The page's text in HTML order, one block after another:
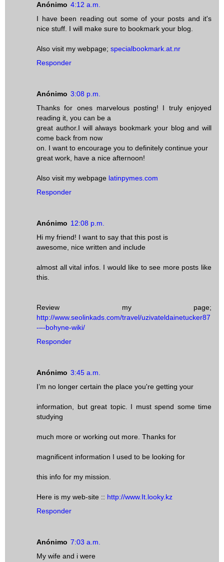
Anónimo 4:12 a.m.
I have been reading out some of your posts and it's
nice stuff. I will make sure to bookmark your blog.
Also visit my webpage; specialbookmark.at.nr
Responder
Anónimo 3:08 p.m.
Thanks for ones marvelous posting! I truly enjoyed
reading it, you can be a
great author.I will always bookmark your blog and will
come back from now
on. I want to encourage you to definitely continue your
great work, have a nice afternoon!
Also visit my webpage latinpymes.com
Responder
Anónimo 12:08 p.m.
Hi my friend! I want to say that this post is
awesome, nice written and include
almost all vital infos. I would like to see more posts like
this.
Review my page;
http://www.seolinkads.com/travel/uzivateldainetucker87
-–-bohyne-wiki/
Responder
Anónimo 3:45 a.m.
I’m no longer certain the place you're getting your
information, but great topic. I must spend some time
studying
much more or working out more. Thanks for
magnificent information I used to be looking for
this info for my mission.
Here is my web-site :: http://www.It.looky.kz
Responder
Anónimo 7:03 a.m.
My wife and i were